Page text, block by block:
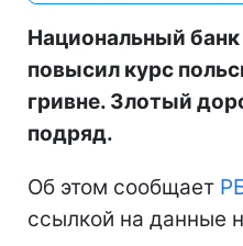
Национальный
повысил курс
гривне. Злотый
подряд.
Об этом сообщает
ссылкой на данные